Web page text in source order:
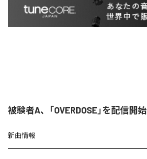
被験者A、「OVERDOSE」を配信開始
新曲情報